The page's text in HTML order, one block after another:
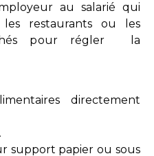
au salarié qui
restaurants ou les
pour régler la
directement
support papier ou sous